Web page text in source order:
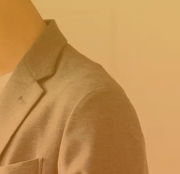
の方はこちら